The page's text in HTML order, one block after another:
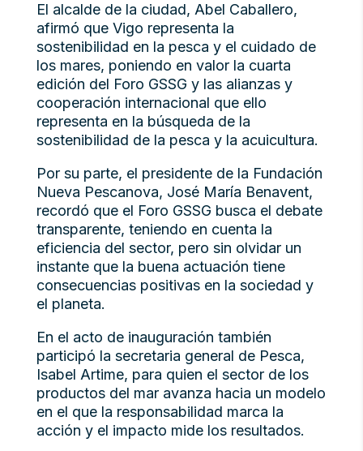
El alcalde de la ciudad, Abel Caballero,
afirmó que Vigo representa la
sostenibilidad en la pesca y el cuidado de
los mares, poniendo en valor la cuarta
edición del Foro GSSG y las alianzas y
cooperación internacional que ello
representa en la búsqueda de la
sostenibilidad de la pesca y la acuicultura.
Por su parte, el presidente de la Fundación
Nueva Pescanova, José María Benavent,
recordó que el Foro GSSG busca el debate
transparente, teniendo en cuenta la
eficiencia del sector, pero sin olvidar un
instante que la buena actuación tiene
consecuencias positivas en la sociedad y
el planeta.
En el acto de inauguración también
participó la secretaria general de Pesca,
Isabel Artime, para quien el sector de los
productos del mar avanza hacia un modelo
en el que la responsabilidad marca la
acción y el impacto mide los resultados.